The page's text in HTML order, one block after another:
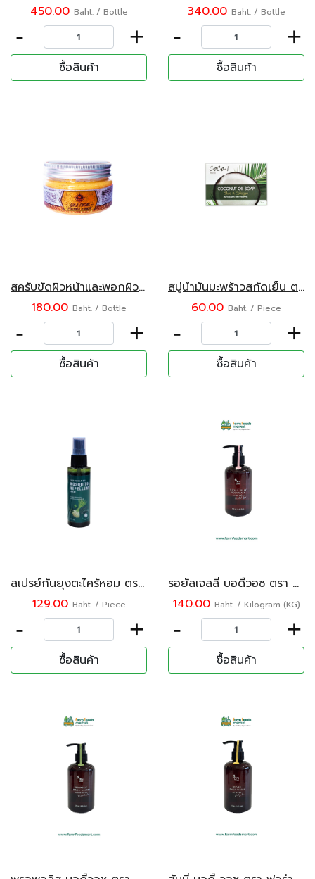
450.00 Baht. / Bottle
- +
ซื้อสินค้า
340.00 Baht. / Bottle
- +
ซื้อสินค้า
สครับขัดผิวหน้าและพอกผิว ตรามะขามไทย 120 มล.
180.00 Baht. / Bottle
- +
ซื้อสินค้า
สบู่น้ำมันมะพร้าวสกัดเย็น ตรา โคโค่วัน 100 กรัม
60.00 Baht. / Piece
- +
ซื้อสินค้า
สเปรย์กันยุงตะไคร้หอม ตราสยามมันดาเลย์ 50 มล.
129.00 Baht. / Piece
- +
ซื้อสินค้า
รอยัลเจลลี่ บอดี้วอช ตรา ฟอร่า บี ขนาด 250 มล.
140.00 Baht. / Kilogram (KG)
- +
ซื้อสินค้า